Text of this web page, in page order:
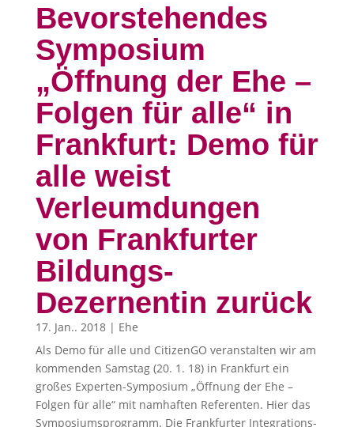
Bevorstehendes
Symposium
„Öffnung der Ehe –
Folgen für alle“ in
Frankfurt: Demo für
alle weist
Verleumdungen
von Frankfurter
Bildungs-
Dezernentin zurück
17. Jan.. 2018| Ehe
Als Demo für alle und CitizenGO veranstalten wir am
kommenden Samstag (20. 1. 18) in Frankfurt ein
großes Experten-Symposium „Öffnung der Ehe –
Folgen für alle“ mit namhaften Referenten. Hier das
Symposiumsprogramm. Die Frankfurter Integrations-